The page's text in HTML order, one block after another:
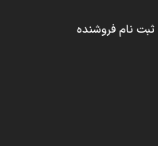
ثبت نام فروشنده